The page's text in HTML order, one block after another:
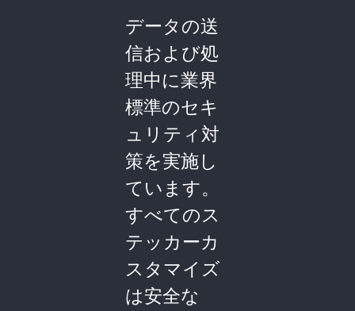
データの送
信および処
理中に業界
標準のセキ
ュリティ対
策を実施し
ています。
すべてのス
テッカーカ
スタマイズ
は安全な